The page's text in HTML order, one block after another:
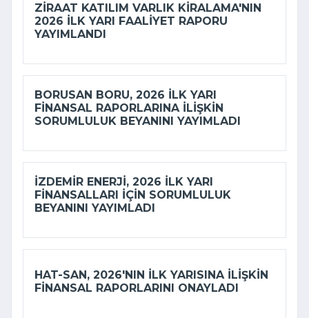
ZIRAAT KATILIM VARLIK KIRALAMA'NIN
2026 ILK YARI FAALIYET RAPORU
YAYIMLANDI
BORUSAN BORU, 2026 ILK YARI
FINANSAL RAPORLARINA ILIŞKIN
SORUMLULUK BEYANINI YAYIMLADI
İZDEMİR ENERJI, 2026 ILK YARI
FINANSALLARI IÇIN SORUMLULUK
BEYANINI YAYIMLADI
HAT-SAN, 2026'NIN ILK YARISINA ILIŞKIN
FINANSAL RAPORLARINI ONAYLADI